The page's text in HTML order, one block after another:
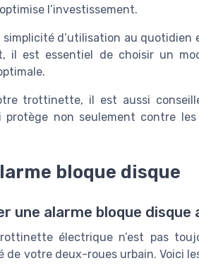
l’investissement.
d’utilisation au quotidien
il est essentiel de choisir un
trottinette, il est aussi
protège non seulement contre
bloque disque
une alarme bloque disque
électrique n’est pas
votre deux-roues urbain. Voici